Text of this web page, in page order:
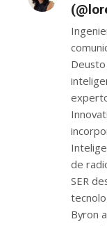
de
SER
Byron